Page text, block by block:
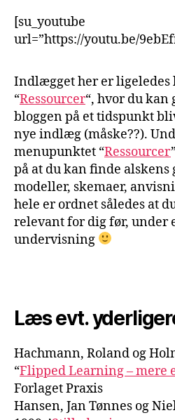
[su_youtube
url=”https://youtu.be/
Indlægget her er ligeledes
“Ressourcer“, hvor du kan
bloggen på et tidspunkt
nye indlæg (måske??).
menupunktet “Ressourcer
på at du kan finde alskens
modeller, skemaer,
hele er ordnet således at
relevant for dig før, under
undervisning
Læs evt.
Hachmann, Roland og
“Flipped Learning – mere
Forlaget Praxis
Hansen, Jan Tønnes og